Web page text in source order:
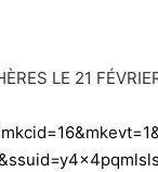
LE 21